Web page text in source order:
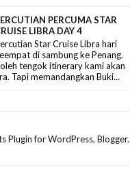
PERCUMA STAR
LIBRA DAY 4
Star Cruise Libra hari
di sambung ke Penang.
tengok itinerary kami akan
Tapi memandangkan Buki...